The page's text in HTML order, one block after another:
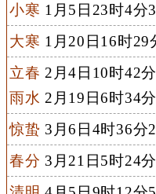
小寒 1月5日23时4分
大寒 1月20日16时29
立春 2月4日10时42
雨水 2月19日6时34
惊蛰 3月6日4时36分
春分 3月21日5时24